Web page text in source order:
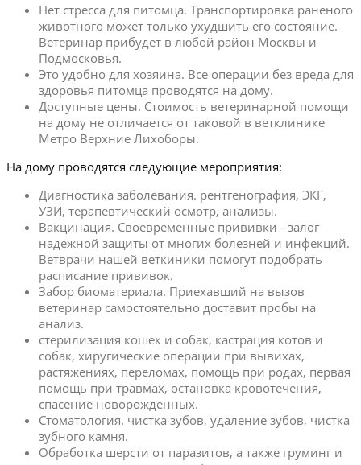
Нет стресса для питомца. Транспортировка раненого
животного может только ухудшить его состояние.
Ветеринар прибудет в любой район Москвы и
Подмосковья.
Это удобно для хозяина. Все операции без вреда для
здоровья питомца проводятся на дому.
Доступные цены. Стоимость ветеринарной помощи
на дому не отличается от таковой в ветклинике
Метро Верхние Лихоборы.
На дому проводятся следующие мероприятия:
Диагностика заболевания. рентгенография, ЭКГ,
УЗИ, терапевтический осмотр, анализы.
Вакцинация. Своевременные прививки - залог
надежной защиты от многих болезней и инфекций.
Ветврачи нашей веткиники помогут подобрать
расписание прививок.
Забор биоматериала. Приехавший на вызов
ветеринар самостоятельно доставит пробы на
анализ.
стерилизация кошек и собак, кастрация котов и
собак, хиругические операции при вывихах,
растяжениях, переломах, помощь при родах, первая
помощь при травмах, остановка кровотечения,
спасение новорожденных.
Стоматология. чистка зубов, удаление зубов, чистка
зубного камня.
Обработка шерсти от паразитов, а также груминг и